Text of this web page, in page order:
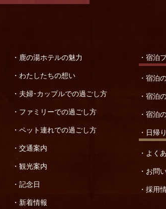
鹿の湯ホテルの魅力
わたしたちの想い
夫婦･カップルでの過ごし方
ファミリーでの過ごし方
ペット連れでの過ごし方
交通案内
観光案内
記念日
新着情報
宿泊
宿泊
宿泊
宿泊
日帰
よく
お問
採用